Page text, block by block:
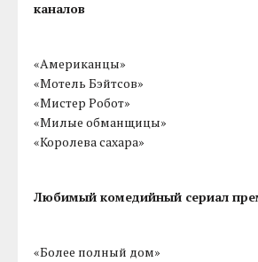
каналов
«Американцы»
«Мотель Бэйтсов»
«Мистер Робот»
«Милые обманщицы»
«Королева сахара»
Любимый комедийный сериал
«Более полный дом»